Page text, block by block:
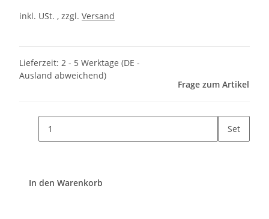
inkl. USt. , zzgl. Versand
Lieferzeit: 2 - 5 Werktage (DE -
Ausland abweichend)
Frage zum Artikel
Set
In den Warenkorb